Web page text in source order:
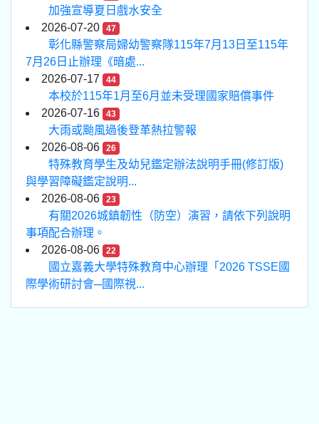
加強宣導夏日戲水安全
2026-07-20
47
彰化縣警察局婦幼警察隊115年7月13日至115年
7月26日止辦理《暗處...
2026-07-17
44
本校於115年1月至6月並未受理國家賠償事件
2026-07-16
43
大雨或颱風過後登革熱拉警報
2026-08-06
26
特殊教育學生及幼兒鑑定辦法說明手冊(修訂版)
與學習障礙鑑定說明...
2026-08-06
23
有關2026城鎮韌性（防空）演習，請依下列說明
事項配合辦理。
2026-08-06
22
國立嘉義大學特殊教育中心辦理「2026 TSSE國
際學術研討會─國際視...